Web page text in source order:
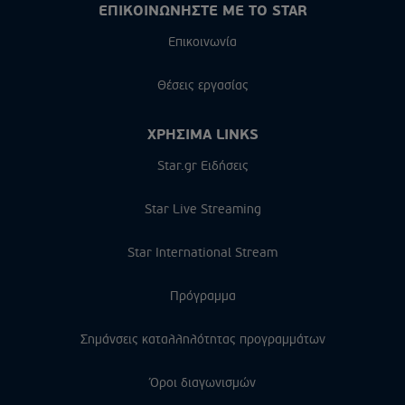
ΕΠΙΚΟΙΝΩΝΗΣΤΕ ΜΕ ΤΟ STAR
Επικοινωνία
Θέσεις εργασίας
ΧΡΗΣΙΜΑ LINKS
Star.gr Ειδήσεις
Star Live Streaming
Star International Stream
Πρόγραμμα
Σημάνσεις καταλληλότητας προγραμμάτων
Όροι διαγωνισμών